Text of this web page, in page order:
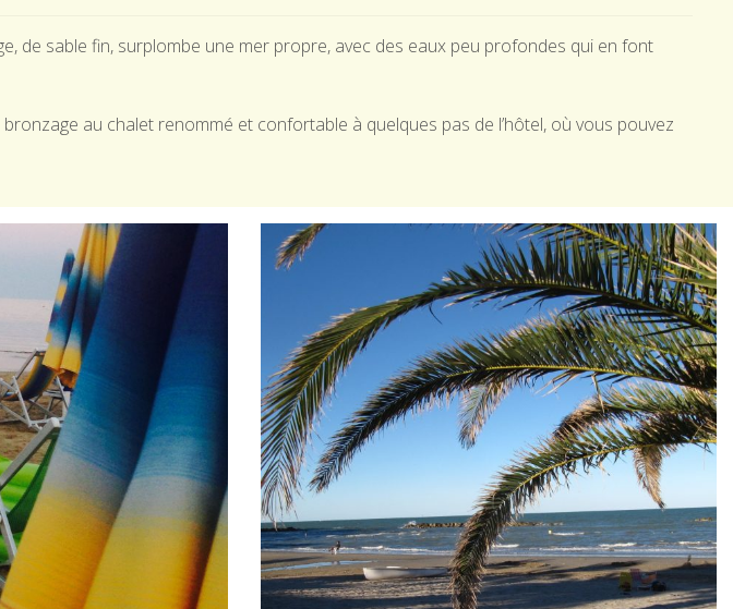
de sable fin, surplombe une mer propre, avec des eaux peu profondes qui en font
au chalet renommé et confortable à quelques pas de l’hôtel, où vous pouvez